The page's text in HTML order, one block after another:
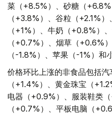
菜（+8.5%）、砂糖（
（+3.8%）、谷粒（+2.1%
（+1%）、牛奶（+0.8%）
（+0.7%）、烟草（+0.6%
（-1.8%）、苹果（-1%）和
价格环比上涨的非食品包括
（+1.4%）、黄金珠宝（
电器（+0.9%）、服装鞋类
（+0.7%）、平板电脑（